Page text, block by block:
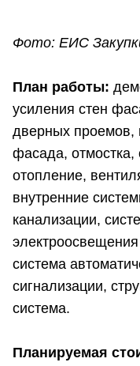
Фото: ЕИС
План работы:
усиления стен
дверных проемов,
фасада,
отопление,
внутренние
канализации,
система
сигнализации,
система.
Планируемая